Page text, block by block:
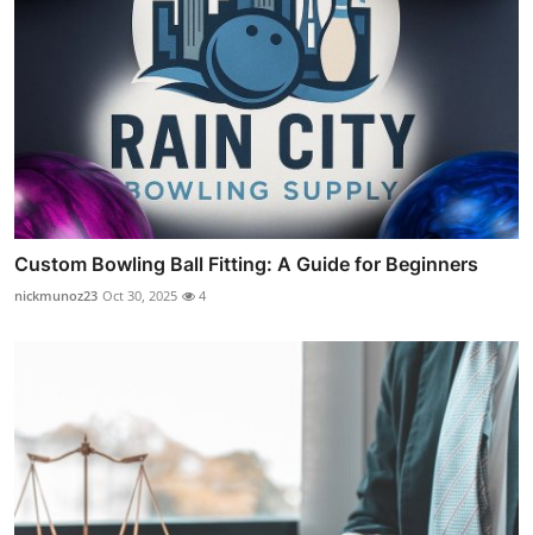
Custom Bowling Ball Fitting: A Guide for Beginners
nickmunoz23 Oct 30, 2025 4